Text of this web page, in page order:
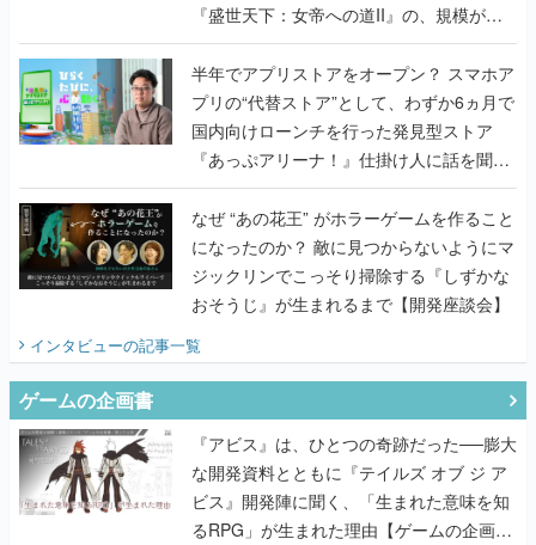
『盛世天下：女帝への道II』の、規模が違
うこだわりをプロデューサーに聞いた
半年でアプリストアをオープン？ スマホア
プリの“代替ストア”として、わずか6ヵ月で
国内向けローンチを行った発見型ストア
『あっぷアリーナ！』仕掛け人に話を聞い
てみた
なぜ “あの花王” がホラーゲームを作ること
になったのか？ 敵に見つからないようにマ
ジックリンでこっそり掃除する『しずかな
おそうじ』が生まれるまで【開発座談会】
インタビューの記事一覧
ゲームの企画書
『アビス』は、ひとつの奇跡だった──膨大
な開発資料とともに『テイルズ オブ ジ ア
ビス』開発陣に聞く、「生まれた意味を知
るRPG」が生まれた理由【ゲームの企画